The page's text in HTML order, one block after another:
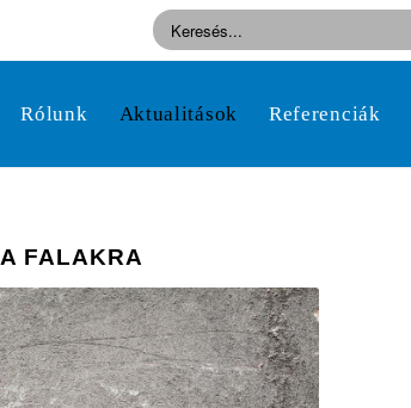
Rólunk Aktualitások Referenciák
FALAKRA